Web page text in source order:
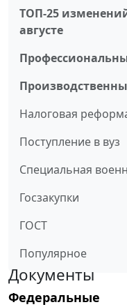
ТОП-25
августе
Налоговая
Поступление в вуз
Специальная
Госзакупки
ГОСТ
Популярное
Документы
Федеральные